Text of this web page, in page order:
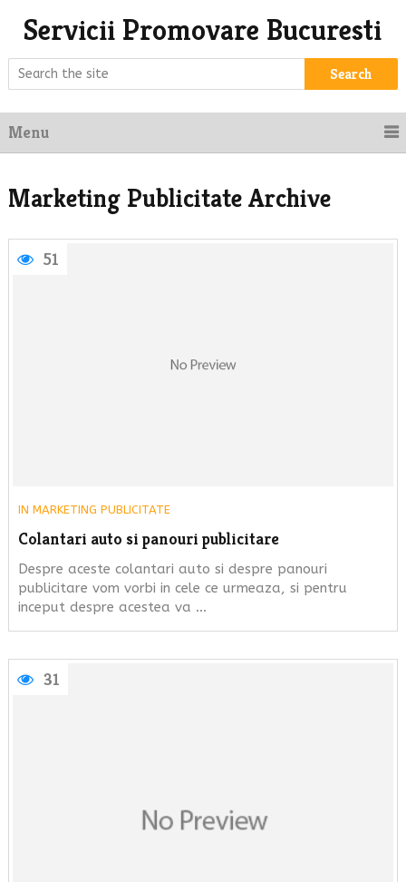
Servicii Promovare Bucuresti
Search
Menu
Marketing Publicitate Archive
51
IN MARKETING PUBLICITATE
Colantari auto si panouri publicitare
Despre aceste colantari auto si despre panouri
publicitare vom vorbi in cele ce urmeaza, si pentru
inceput despre acestea va …
31